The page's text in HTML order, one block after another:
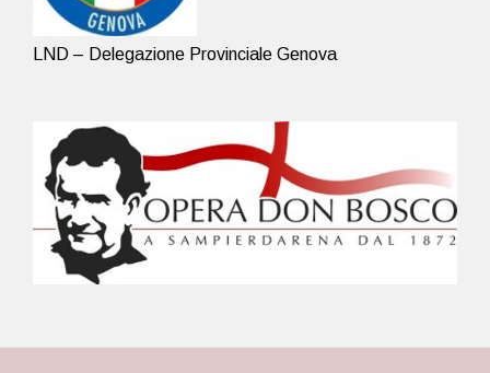
LND – Delegazione Provinciale Genova